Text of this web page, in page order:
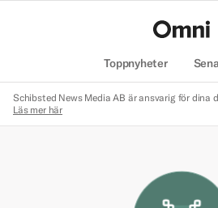
Toppnyheter
Schibsted News Media AB är ansvarig för dina
Läs mer här